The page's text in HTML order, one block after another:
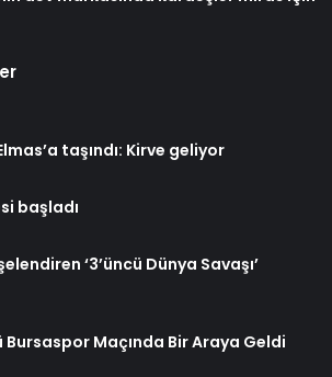
taşındı: Kirve geliyor
başladı
‘3’üncü Dünya Savaşı’
Maçında Bir Araya Geldi